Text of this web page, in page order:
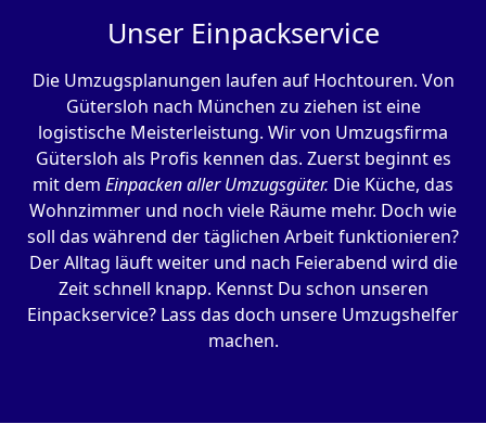
Unser Einpackservice
Die Umzugsplanungen laufen auf Hochtouren. Von
Gütersloh nach München zu ziehen ist eine
logistische Meisterleistung. Wir von Umzugsfirma
Gütersloh als Profis kennen das. Zuerst beginnt es
mit dem Einpacken aller Umzugsgüter. Die Küche, das
Wohnzimmer und noch viele Räume mehr. Doch wie
soll das während der täglichen Arbeit funktionieren?
Der Alltag läuft weiter und nach Feierabend wird die
Zeit schnell knapp. Kennst Du schon unseren
Einpackservice? Lass das doch unsere Umzugshelfer
machen.